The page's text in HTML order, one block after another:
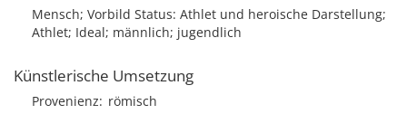
Mensch; Vorbild Status: Athlet und heroische Darstellung;
Athlet; Ideal; männlich; jugendlich
Künstlerische Umsetzung
Provenienz römisch